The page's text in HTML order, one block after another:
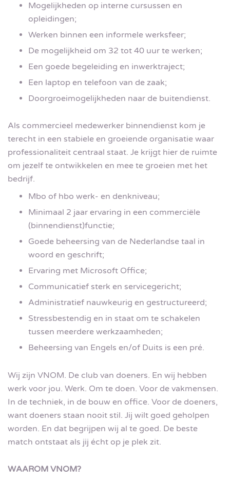
Mogelijkheden op interne cursussen en
opleidingen;
Werken binnen een informele werksfeer;
De mogelijkheid om 32 tot 40 uur te werken;
Een goede begeleiding en inwerktraject;
Een laptop en telefoon van de zaak;
Doorgroeimogelijkheden naar de buitendienst.
Als commercieel medewerker binnendienst kom je
terecht in een stabiele en groeiende organisatie waar
professionaliteit centraal staat. Je krijgt hier de ruimte
om jezelf te ontwikkelen en mee te groeien met het
bedrijf.
Mbo of hbo werk- en denkniveau;
Minimaal 2 jaar ervaring in een commerciële
(binnendienst)functie;
Goede beheersing van de Nederlandse taal in
woord en geschrift;
Ervaring met Microsoft Office;
Communicatief sterk en servicegericht;
Administratief nauwkeurig en gestructureerd;
Stressbestendig en in staat om te schakelen
tussen meerdere werkzaamheden;
Beheersing van Engels en/of Duits is een pré.
Wij zijn VNOM. De club van doeners. En wij hebben
werk voor jou. Werk. Om te doen. Voor de vakmensen.
In de techniek, in de bouw en office. Voor de doeners,
want doeners staan nooit stil. Jij wilt goed geholpen
worden. En dat begrijpen wij al te goed. De beste
match ontstaat als jij écht op je plek zit.
WAAROM VNOM?